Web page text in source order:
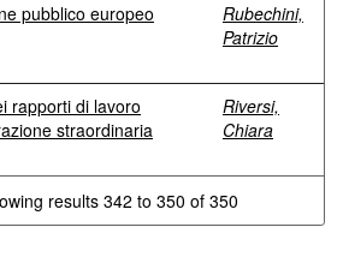
pubblico europeo
Rubechini,
Patrizio
rapporti di lavoro
straordinaria
Riversi,
Chiara
results 342 to 350 of 350